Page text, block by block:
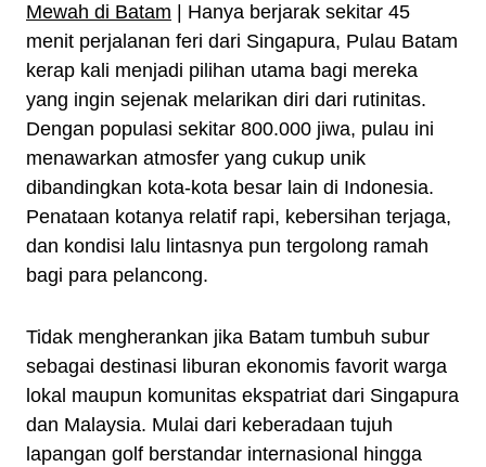
Mewah di Batam | Hanya berjarak sekitar 45
menit perjalanan feri dari Singapura, Pulau Batam
kerap kali menjadi pilihan utama bagi mereka
yang ingin sejenak melarikan diri dari rutinitas.
Dengan populasi sekitar 800.000 jiwa, pulau ini
menawarkan atmosfer yang cukup unik
dibandingkan kota-kota besar lain di Indonesia.
Penataan kotanya relatif rapi, kebersihan terjaga,
dan kondisi lalu lintasnya pun tergolong ramah
bagi para pelancong.
Tidak mengherankan jika Batam tumbuh subur
sebagai destinasi liburan ekonomis favorit warga
lokal maupun komunitas ekspatriat dari Singapura
dan Malaysia. Mulai dari keberadaan tujuh
lapangan golf berstandar internasional hingga